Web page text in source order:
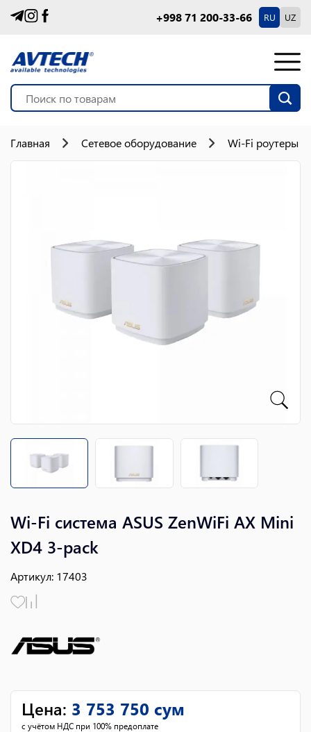
+998 71 200-33-66 RU UZ
Главная Сетевое оборудование Wi-Fi роутеры
Wi-Fi система ASUS ZenWiFi AX Mini
XD4 3-pack
Артикул: 17403
Цена: 3 753 750 сум
с учётом НДС при 100% предоплате